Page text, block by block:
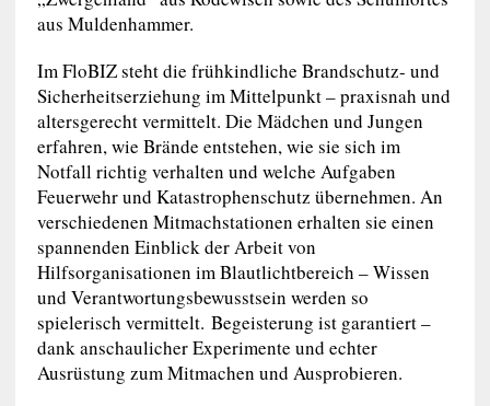
aus Muldenhammer.
Im FloBIZ steht die frühkindliche Brandschutz- und
Sicherheitserziehung im Mittelpunkt – praxisnah und
altersgerecht vermittelt. Die Mädchen und Jungen
erfahren, wie Brände entstehen, wie sie sich im
Notfall richtig verhalten und welche Aufgaben
Feuerwehr und Katastrophenschutz übernehmen. An
verschiedenen Mitmachstationen erhalten sie einen
spannenden Einblick der Arbeit von
Hilfsorganisationen im Blautlichtbereich – Wissen
und Verantwortungsbewusstsein werden so
spielerisch vermittelt. Begeisterung ist garantiert –
dank anschaulicher Experimente und echter
Ausrüstung zum Mitmachen und Ausprobieren.